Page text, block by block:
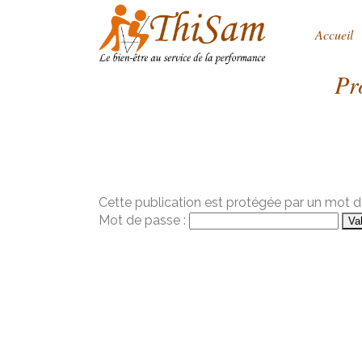
Accueil
Cette publication est protégée par un mot
Mot de passe :